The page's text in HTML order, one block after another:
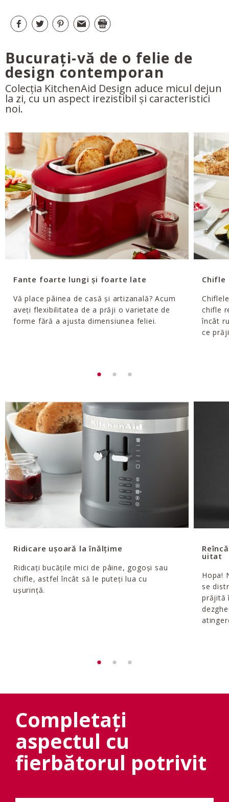
Bucurați-vă de o felie de
design contemporan
Colecția KitchenAid Design aduce micul dejun
la zi, cu un aspect irezistibil și caracteristici
noi.
Fante foarte lungi și foarte late
Vă place pâinea de casă și artizanală? Acum
aveți flexibilitatea de a prăji o varietate de
forme fără a ajusta dimensiunea feliei.
Chifle
chifle
încât
ce
Ridicare ușoară la înălțime
Ridicați bucățile mici de pâine, gogoși sau
chifle, astfel încât să le puteți lua cu
ușurință.
uitat
Hopa!
se
prăjită
Completați
aspectul cu
fierbătorul potrivit